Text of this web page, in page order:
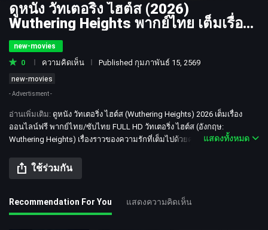
ดูหนัง วัทเตอริ่ง ไฮต์ส (2026)
Wuthering Heights พากย์ไทย เต็มเรื่อง
HD
new-movies
0 ความคิดเห็น Published กุมภาพันธ์ 15, 2569
new-movies
- Advertisment -
อ่านเพิ่มเติม: ดูหนัง วัทเตอริ่ง ไฮต์ส (Wuthering Heights) 2026 เต็มเรื่อง
ออนไลน์ฟรี พากย์ไทย/ซับไทย FULL HD วัทเตอริ่ง ไฮต์ส (อังกฤษ:
Wuthering Heights) เรื่องราวของความรักที่เต็มไปด้วยความรุ่มร้อนและ
และแสนอันตรายระหว่าง ฮีธคลิฟฟ์ และ แคทเธอรีน ดูหนังออนไลน์ฟรี
แสดงทั้งหมด
ใช้ร่วมกัน
Recommendation For You แสดงความคิดเห็น